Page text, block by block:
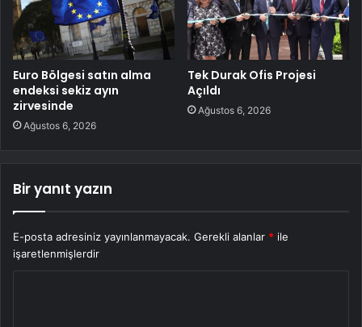
Euro Bölgesi satın alma
endeksi sekiz ayın
zirvesinde
Ağustos 6, 2026
Tek Durak Ofis Projesi
Açıldı
Ağustos 6, 2026
Bir yanıt yazın
E-posta adresiniz yayınlanmayacak. Gerekli alanlar * ile
işaretlenmişlerdir